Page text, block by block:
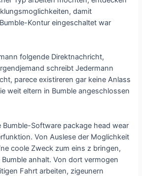
damit
Kontur eingeschaltet war
folgende Direktnachricht,
schreibt Jedermann
parece existireren gar keine Anlass
weit eltern in Bumble angeschlossen
Bumble-Software package head wear
Von Auslese der Moglichkeit
coole Zweck zum eins z bringen,
anhalt. Von dort vermogen
Fahrt arbeiten, zigeunern